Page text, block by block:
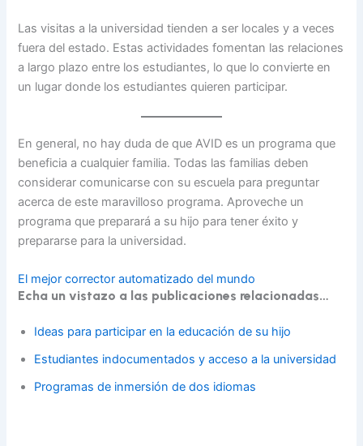
Las visitas a la universidad tienden a ser locales y a veces
fuera del estado. Estas actividades fomentan las relaciones
a largo plazo entre los estudiantes, lo que lo convierte en
un lugar donde los estudiantes quieren participar.
En general, no hay duda de que AVID es un programa que
beneficia a cualquier familia. Todas las familias deben
considerar comunicarse con su escuela para preguntar
acerca de este maravilloso programa. Aproveche un
programa que preparará a su hijo para tener éxito y
prepararse para la universidad.
El mejor corrector automatizado del mundo
Echa un vistazo a las publicaciones relacionadas…
Ideas para participar en la educación de su hijo
Estudiantes indocumentados y acceso a la universidad
Programas de inmersión de dos idiomas